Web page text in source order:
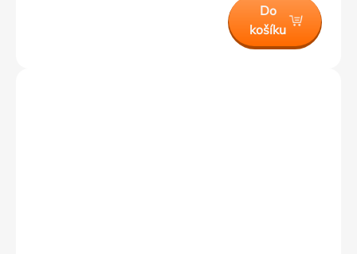
Do
košíku